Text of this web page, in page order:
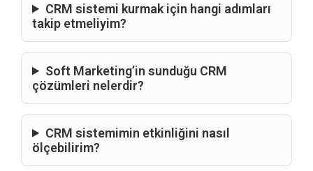
CRM sistemi kurmak için hangi adımları
takip etmeliyim?
Soft Marketing’in sunduğu CRM
çözümleri nelerdir?
CRM sistemimin etkinliğini nasıl
ölçebilirim?